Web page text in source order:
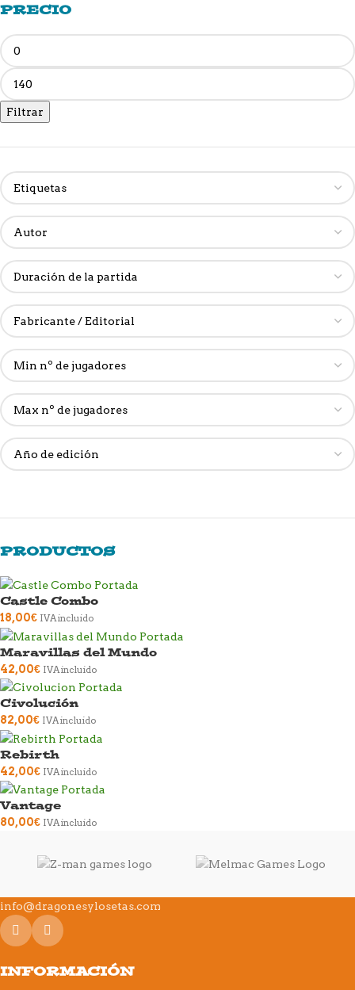
PRECIO
Filtrar
PRODUCTOS
Castle Combo
18,00€ IVA incluido
Maravillas del Mundo
42,00€ IVA incluido
Civolución
82,00€ IVA incluido
Rebirth
42,00€ IVA incluido
Vantage
80,00€ IVA incluido
info@dragonesylosetas.com
INFORMACIÓN